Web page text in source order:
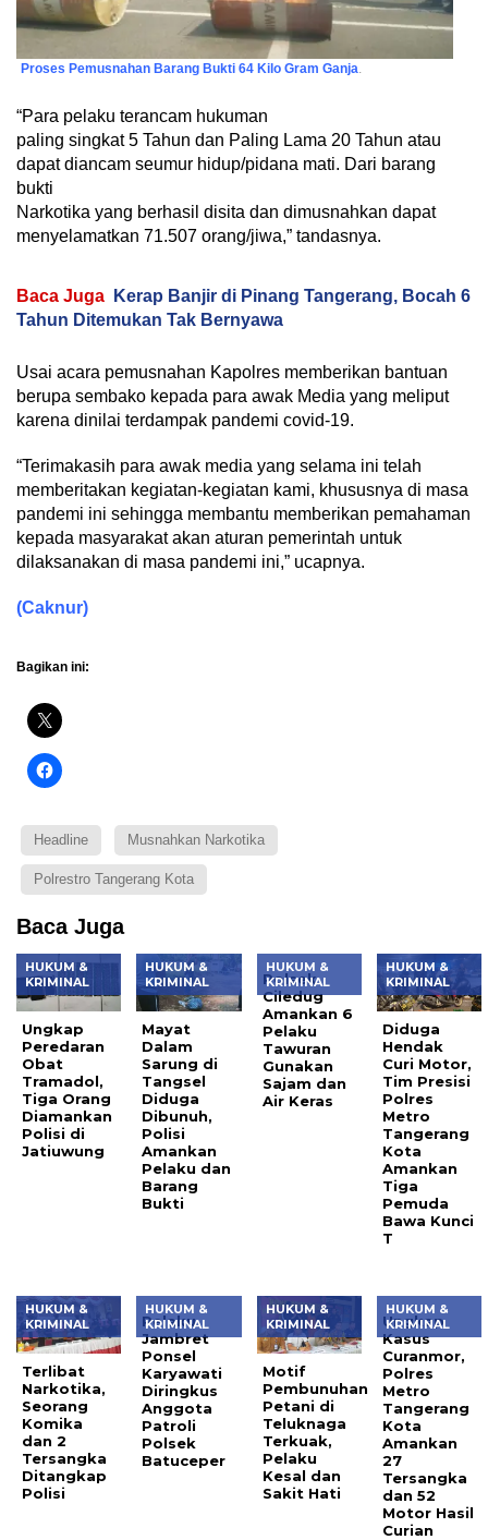
Proses Pemusnahan Barang Bukti 64 Kilo Gram Ganja
“Para pelaku terancam hukuman
paling singkat 5 Tahun dan Paling Lama 20 Tahun atau
dapat diancam seumur hidup/pidana mati. Dari barang
bukti
Narkotika yang berhasil disita dan dimusnahkan dapat
menyelamatkan 71.507 orang/jiwa,” tandasnya.
Baca Juga
Kerap Banjir di Pinang Tangerang, Bocah 6
Tahun Ditemukan Tak Bernyawa
Usai acara pemusnahan Kapolres memberikan bantuan
berupa sembako kepada para awak Media yang meliput
karena dinilai terdampak pandemi covid-19.
“Terimakasih para awak media yang selama ini telah
memberitakan kegiatan-kegiatan kami, khususnya di masa
pandemi ini sehingga membantu memberikan pemahaman
kepada masyarakat akan aturan pemerintah untuk
dilaksanakan di masa pandemi ini,” ucapnya.
(Caknur)
Bagikan ini:
Headline Musnahkan Narkotika
Polrestro Tangerang Kota
Baca Juga
HUKUM &
KRIMINAL
Ungkap
Peredaran
Obat
Tramadol,
Tiga Orang
Diamankan
Polisi di
Jatiuwung
HUKUM &
KRIMINAL
Mayat
Dalam
Sarung di
Tangsel
Diduga
Dibunuh,
Polisi
Amankan
Pelaku dan
Barang
Bukti
HUKUM &
KRIMINAL
Polsek
Ciledug
Amankan 6
Pelaku
Tawuran
Gunakan
Sajam dan
Air Keras
HUKUM &
KRIMINAL
Diduga
Hendak
Curi Motor,
Tim Presisi
Polres
Metro
Tangerang
Kota
Amankan
Tiga
Pemuda
Bawa Kunci
T
HUKUM &
KRIMINAL
Terlibat
Narkotika,
Seorang
Komika
dan 2
Tersangka
Ditangkap
Polisi
HUKUM &
KRIMINAL
Pelaku
Jambret
Ponsel
Karyawati
Diringkus
Anggota
Patroli
Polsek
Batuceper
HUKUM &
KRIMINAL
Motif
Pembunuhan
Petani di
Teluknaga
Terkuak,
Pelaku
Kesal dan
Sakit Hati
HUKUM &
KRIMINAL
Ungkap
Kasus
Curanmor,
Polres
Metro
Tangerang
Kota
Amankan
27
Tersangka
dan 52
Motor Hasil
Curian